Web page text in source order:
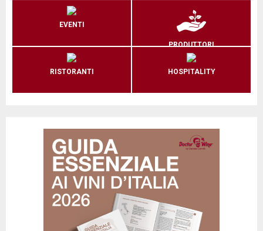
EVENTI
PRODUTTORI
RISTORANTI HOSPITALITY